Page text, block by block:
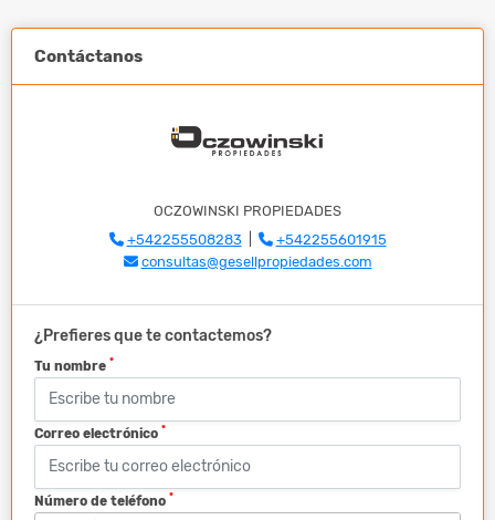
Contáctanos
OCZOWINSKI PROPIEDADES
+542255508283|
+542255601915
consultas@gesellpropiedades.com
¿Prefieres que te contactemos?
Tu nombre *
Correo electrónico *
Número de teléfono *